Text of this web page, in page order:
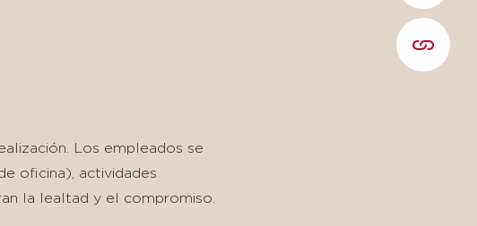
COPIER
Los empleados se
oficina), actividades
la lealtad y el compromiso.